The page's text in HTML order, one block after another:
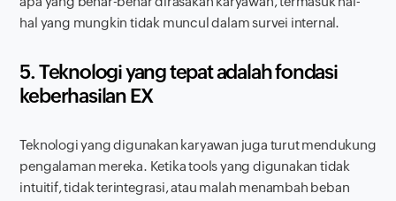
hal yang mungkin tidak muncul dalam survei internal.
5. Teknologi yang tepat adalah fondasi
keberhasilan EX
Teknologi yang digunakan karyawan juga turut mendukung
pengalaman mereka. Ketikatoolsyang digunakan tidak
intuitif, tidak terintegrasi, atau malah menambah beban